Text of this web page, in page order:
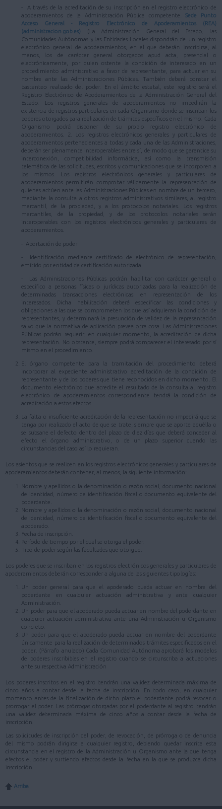
- A través de la acreditación de su inscripción en el registro electrónico de
apoderamientos de la Administración Pública competente.Sede Punto
Acceso General - Registro Electrónico de Apoderamientos (REA)
(administracion.gob.es)
(La Administración General del Estado, las
Comunidades Autónomas y las Entidades Locales dispondrán de un registro
electrónico general de apoderamientos, en el que deberán inscribirse, al
menos, los de carácter general otorgados apud acta, presencial o
electrónicamente, por quien ostente la condición de interesado en un
procedimiento administrativo a favor de representante, para actuar en su
nombre ante las Administraciones Públicas. También deberá constar el
bastanteo realizado del poder. En el ámbito estatal, este registro será el
Registro Electrónico de Apoderamientos de la Administración General del
Estado. Los registros generales de apoderamientos no impedirán la
existencia de registros particulares en cada Organismo donde se inscriban los
poderes otorgados para realización de trámites específicos en el mismo. Cada
Organismo podrá disponer de su propio registro electrónico de
apoderamientos. 2. Los registros electrónicos generales y particulares de
apoderamientos pertenecientes a todas y cada una de las Administraciones,
deberán ser plenamente interoperables entre sí, de modo que se garantice su
interconexión, compatibilidad informática, así como la transmisión
telemática de las solicitudes, escritos y comunicaciones que se incorporen a
los mismos. Los registros electrónicos generales y particulares de
apoderamientos permitirán comprobar válidamente la representación de
quienes actúen ante las Administraciones Públicas en nombre de un tercero,
mediante la consulta a otros registros administrativos similares, al registro
mercantil, de la propiedad, y a los protocolos notariales. Los registros
mercantiles, de la propiedad, y de los protocolos notariales serán
interoperables con los registros electrónicos generales y particulares de
apoderamientos.
- Aportación de poder
- Identificación mediante certificado de electrónico de representación,
emitido por entidad de certificación autorizada.
- Las Administraciones Públicas podrán habilitar con carácter general o
específico a personas físicas o jurídicas autorizadas para la realización de
determinadas transacciones electrónicas en representación de los
interesados. Dicha habilitación deberá especificar las condiciones y
obligaciones a las que se comprometen los que así adquieran la condición de
representantes, y determinará la presunción de validez de la representación
salvo que la normativa de aplicación prevea otra cosa. Las Administraciones
Públicas podrán requerir, en cualquier momento, la acreditación de dicha
representación. No obstante, siempre podrá comparecer el interesado por sí
mismo en el procedimiento.
El órgano competente para la tramitación del procedimiento deberá
incorporar al expediente administrativo acreditación de la condición de
representante y de los poderes que tiene reconocidos en dicho momento. El
documento electrónico que acredite el resultado de la consulta al registro
electrónico de apoderamientos correspondiente tendrá la condición de
acreditación a estos efectos.
La falta o insuficiente acreditación de la representación no impedirá que se
tenga por realizado el acto de que se trate, siempre que se aporte aquélla o
se subsane el defecto dentro del plazo de diez días que deberá conceder al
efecto el órgano administrativo, o de un plazo superior cuando las
circunstancias del caso así lo requieran.
Los asientos que se realicen en los registros electrónicos generales y particulares de
apoderamientos deberán contener, al menos, la siguiente información:
Nombre y apellidos o la denominación o razón social, documento nacional
de identidad, número de identificación fiscal o documento equivalente del
poderdante.
Nombre y apellidos o la denominación o razón social, documento nacional
de identidad, número de identificación fiscal o documento equivalente del
apoderado.
Fecha de inscripción.
Período de tiempo por el cual se otorga el poder.
Tipo de poder según las facultades que otorgue.
Los poderes que se inscriban en los registros electrónicos generales y particulares de
apoderamientos deberán corresponder a alguna de las siguientes tipologías:
Un poder general para que el apoderado pueda actuar en nombre del
poderdante en cualquier actuación administrativa y ante cualquier
Administración.
Un poder para que el apoderado pueda actuar en nombre del poderdante en
cualquier actuación administrativa ante una Administración u Organismo
concreto.
Un poder para que el apoderado pueda actuar en nombre del poderdante
únicamente para la realización de determinados trámites especificados en el
poder. (Párrafo anulado) Cada Comunidad Autónoma aprobará los modelos
de poderes inscribibles en el registro cuando se circunscriba a actuaciones
ante su respectiva Administración
Los poderes inscritos en el registro tendrán una validez determinada máxima de
cinco años a contar desde la fecha de inscripción. En todo caso, en cualquier
momento antes de la finalización de dicho plazo el poderdante podrá revocar o
prorrogar el poder. Las prórrogas otorgadas por el poderdante al registro tendrán
una validez determinada máxima de cinco años a contar desde la fecha de
inscripción.
Las solicitudes de inscripción del poder, de revocación, de prórroga o de denuncia
del mismo podrán dirigirse a cualquier registro, debiendo quedar inscrita esta
circunstancia en el registro de la Administración u Organismo ante la que tenga
efectos el poder y surtiendo efectos desde la fecha en la que se produzca dicha
inscripción.
Arriba